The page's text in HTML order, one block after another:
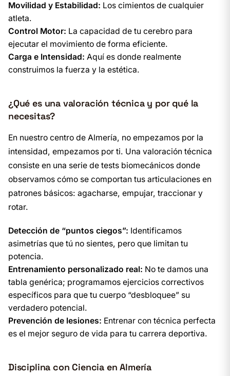
Movilidad y Estabilidad: Los cimientos de cualquier
atleta.
Control Motor: La capacidad de tu cerebro para
ejecutar el movimiento de forma eficiente.
Carga e Intensidad: Aquí es donde realmente
construimos la fuerza y la estética.
¿Qué es una valoración técnica y por qué la
necesitas?
En nuestro centro de Almería, no empezamos por la
intensidad, empezamos por ti. Una valoración técnica
consiste en una serie de tests biomecánicos donde
observamos cómo se comportan tus articulaciones en
patrones básicos: agacharse, empujar, traccionar y
rotar.
Detección de “puntos ciegos”: Identificamos
asimetrías que tú no sientes, pero que limitan tu
potencia.
Entrenamiento personalizado real: No te damos una
tabla genérica; programamos ejercicios correctivos
específicos para que tu cuerpo “desbloquee” su
verdadero potencial.
Prevención de lesiones: Entrenar con técnica perfecta
es el mejor seguro de vida para tu carrera deportiva.
Disciplina con Ciencia en Almería